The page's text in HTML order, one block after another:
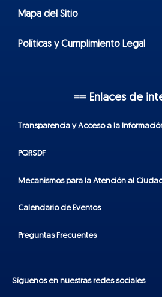
Mapa del Sitio
Políticas y Cumplimiento Legal
== Enlaces de
Transparencia y Acceso a la
PQRSDF
Mecanismos para la Atención al
Calendario de Eventos
Preguntas Frecuentes
Síguenos en nuestras redes sociales